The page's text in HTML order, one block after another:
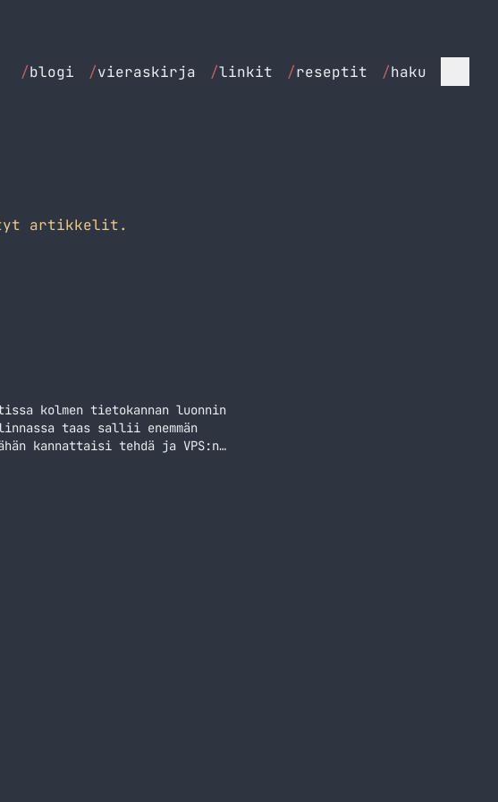
/blogi /vieraskirja /linkit /reseptit /haku
artikkelit.
kolmen tietokannan luonnin
taas sallii enemmän
kannattaisi tehdä ja VPS:n
kuluttaa siihen, että